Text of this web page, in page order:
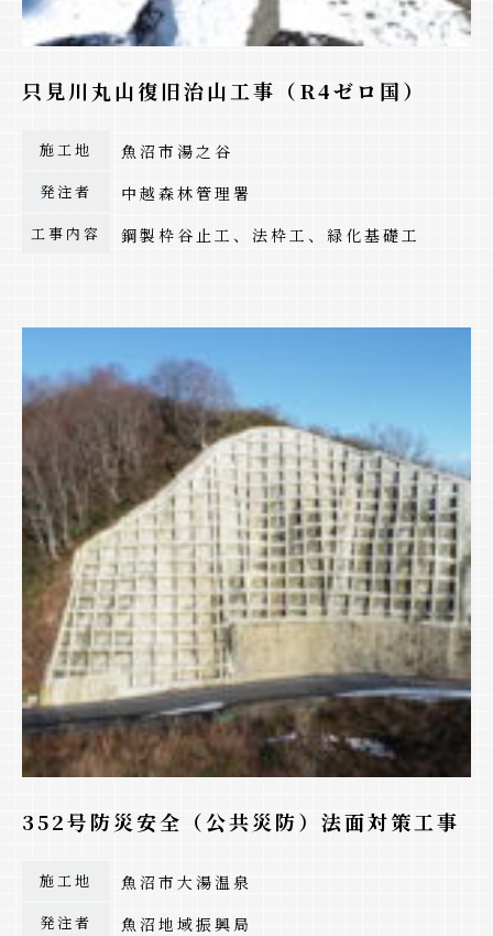
只見川丸山復旧治山工事（R4ゼロ国）
施工地 魚沼市湯之谷
発注者 中越森林管理署
工事内容 鋼製枠谷止工、法枠工、緑化基礎工
352号防災安全（公共災防）法面対策工事
施工地 魚沼市大湯温泉
発注者 魚沼地域振興局